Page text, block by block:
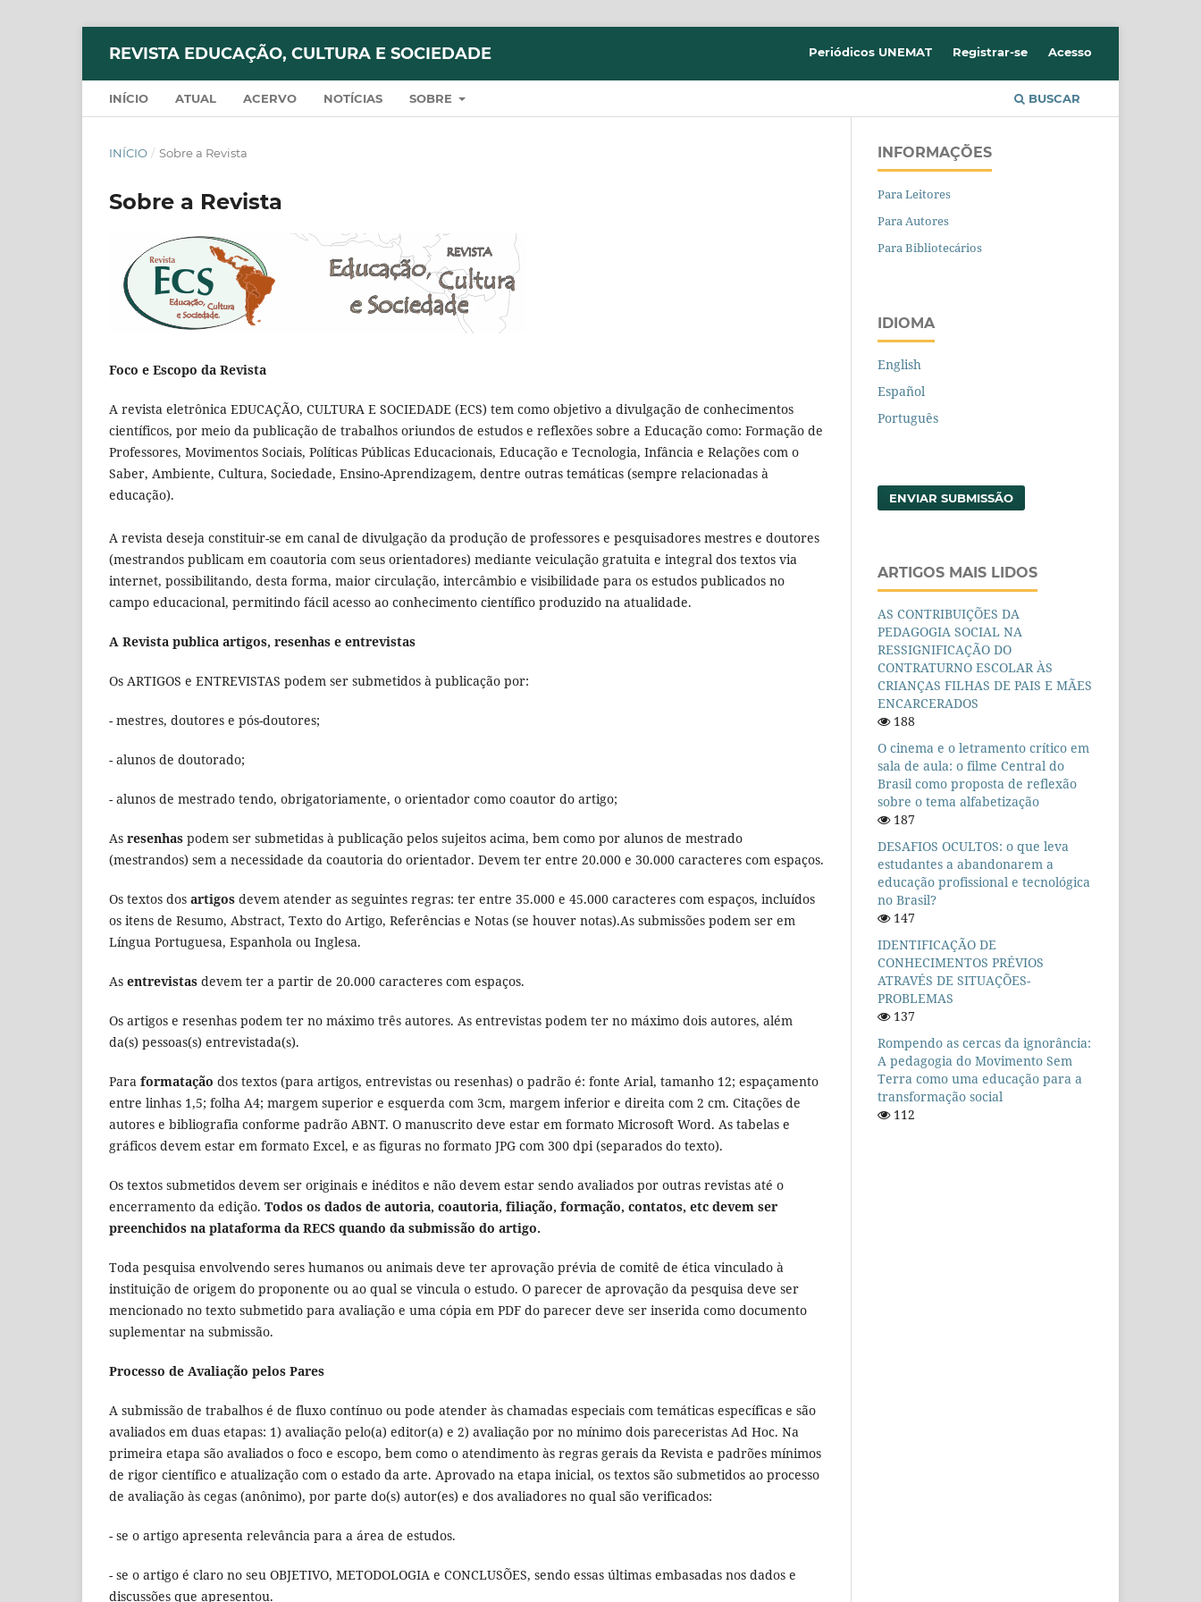
REVISTA EDUCAÇÃO, CULTURA E SOCIEDADE
INÍCIO ATUAL ACERVO NOTÍCIAS SOBRE BUSCAR
Periódicos UNEMAT Registrar-se Acesso
INÍCIO / Sobre a Revista
Sobre a Revista
Foco e Escopo da Revista
A revista eletrônica EDUCAÇÃO, CULTURA E SOCIEDADE (ECS) tem como objetivo a divulgação de conhecimentos
científicos, por meio da publicação de trabalhos oriundos de estudos e reflexões sobre a Educação como: Formação de
Professores, Movimentos Sociais, Políticas Públicas Educacionais, Educação e Tecnologia, Infância e Relações com o
Saber, Ambiente, Cultura, Sociedade, Ensino-Aprendizagem, dentre outras temáticas (sempre relacionadas à
educação).
A revista deseja constituir-se em canal de divulgação da produção de professores e pesquisadores mestres e doutores
(mestrandos publicam em coautoria com seus orientadores) mediante veiculação gratuita e integral dos textos via
internet, possibilitando, desta forma, maior circulação, intercâmbio e visibilidade para os estudos publicados no
campo educacional, permitindo fácil acesso ao conhecimento científico produzido na atualidade.
A Revista publica artigos, resenhas e entrevistas
Os ARTIGOS e ENTREVISTAS podem ser submetidos à publicação por:
- mestres, doutores e pós-doutores;
- alunos de doutorado;
- alunos de mestrado tendo, obrigatoriamente, o orientador como coautor do artigo;
As resenhas podem ser submetidas à publicação pelos sujeitos acima, bem como por alunos de mestrado
(mestrandos) sem a necessidade da coautoria do orientador. Devem ter entre 20.000 e 30.000 caracteres com espaços.
Os textos dos artigos devem atender as seguintes regras: ter entre 35.000 e 45.000 caracteres com espaços, incluídos
os itens de Resumo, Abstract, Texto do Artigo, Referências e Notas (se houver notas).As submissões podem ser em
Língua Portuguesa, Espanhola ou Inglesa.
As entrevistas devem ter a partir de 20.000 caracteres com espaços.
Os artigos e resenhas podem ter no máximo três autores. As entrevistas podem ter no máximo dois autores, além
da(s) pessoas(s) entrevistada(s).
Para formatação dos textos (para artigos, entrevistas ou resenhas) o padrão é: fonte Arial, tamanho 12; espaçamento
entre linhas 1,5; folha A4; margem superior e esquerda com 3cm, margem inferior e direita com 2 cm. Citações de
autores e bibliografia conforme padrão ABNT. O manuscrito deve estar em formato Microsoft Word. As tabelas e
gráficos devem estar em formato Excel, e as figuras no formato JPG com 300 dpi (separados do texto).
Os textos submetidos devem ser originais e inéditos e não devem estar sendo avaliados por outras revistas até o
encerramento da edição. Todos os dados de autoria, coautoria, filiação, formação, contatos, etc devem ser
preenchidos na plataforma da RECS quando da submissão do artigo.
Toda pesquisa envolvendo seres humanos ou animais deve ter aprovação prévia de comitê de ética vinculado à
instituição de origem do proponente ou ao qual se vincula o estudo. O parecer de aprovação da pesquisa deve ser
mencionado no texto submetido para avaliação e uma cópia em PDF do parecer deve ser inserida como documento
suplementar na submissão.
Processo de Avaliação pelos Pares
A submissão de trabalhos é de fluxo contínuo ou pode atender às chamadas especiais com temáticas específicas e são
avaliados em duas etapas: 1) avaliação pelo(a) editor(a) e 2) avaliação por no mínimo dois pareceristas Ad Hoc. Na
primeira etapa são avaliados o foco e escopo, bem como o atendimento às regras gerais da Revista e padrões mínimos
de rigor científico e atualização com o estado da arte. Aprovado na etapa inicial, os textos são submetidos ao processo
de avaliação às cegas (anônimo), por parte do(s) autor(es) e dos avaliadores no qual são verificados:
- se o artigo apresenta relevância para a área de estudos.
- se o artigo é claro no seu OBJETIVO, METODOLOGIA e CONCLUSÕES, sendo essas últimas embasadas nos dados e
discussões que apresentou.
INFORMAÇÕES
Para Leitores
Para Autores
Para Bibliotecários
IDIOMA
English
Español
Português
ENVIAR SUBMISSÃO
ARTIGOS MAIS LIDOS
AS CONTRIBUIÇÕES DA
PEDAGOGIA SOCIAL NA
RESSIGNIFICAÇÃO DO
CONTRATURNO ESCOLAR ÀS
CRIANÇAS FILHAS DE PAIS E MÃES
ENCARCERADOS
188
O cinema e o letramento crítico em
sala de aula: o filme Central do
Brasil como proposta de reflexão
sobre o tema alfabetização
187
DESAFIOS OCULTOS: o que leva
estudantes a abandonarem a
educação profissional e tecnológica
no Brasil?
147
IDENTIFICAÇÃO DE
CONHECIMENTOS PRÉVIOS
ATRAVÉS DE SITUAÇÕES-
PROBLEMAS
137
Rompendo as cercas da ignorância:
A pedagogia do Movimento Sem
Terra como uma educação para a
transformação social
112